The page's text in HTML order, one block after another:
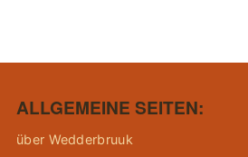
ALLGEMEINE SEITEN:
über Wedderbruuk